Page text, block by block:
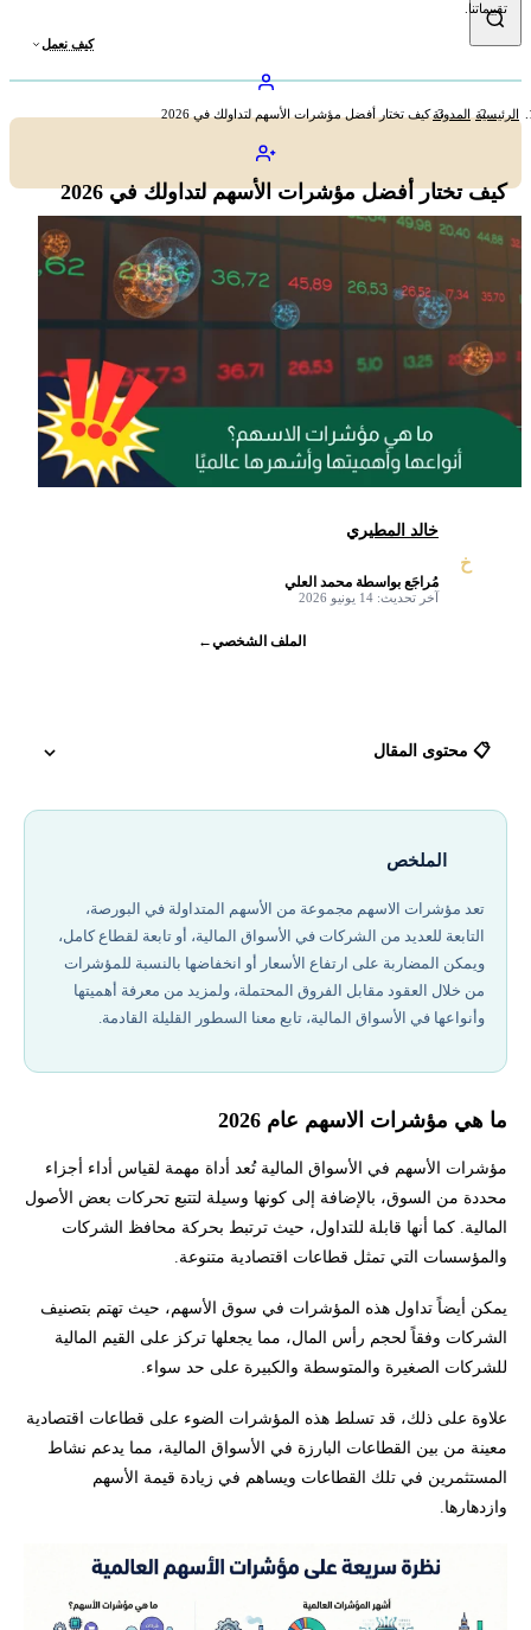
تقييماتنا.
كيف نعمل
الرئيسية المدونةكيف تختار أفضل مؤشرات الأسهم لتداولك في 2026
كيف تختار أفضل مؤشرات الأسهم لتداولك في 2026
خ
خالد المطيري
مُراجَع بواسطة محمد العلي
آخر تحديث: 14 يونيو 2026
الملف الشخصي←
📋 محتوى المقال
أفضل شركات تداول مرخصة في 2026
ما هي أقسام مؤشرات التداول؟
أهمية مؤشرات الأسهم للمستثمرين
كيف يتم حساب مؤشرات الأسهم؟
تحليل مؤشرات الأسهم
قراءة اتجاهات مؤشرات الأسهم
تأثير الأحداث على مؤشرات الأسهم
الملخص
تعد مؤشرات الاسهم مجموعة من الأسهم المتداولة في البورصة،
التابعة للعديد من الشركات في الأسواق المالية، أو تابعة لقطاع كامل،
ويمكن المضاربة على ارتفاع الأسعار أو انخفاضها بالنسبة للمؤشرات
من خلال العقود مقابل الفروق المحتملة، ولمزيد من معرفة أهميتها
وأنواعها في الأسواق المالية، تابع معنا السطور القليلة القادمة.
ما هي مؤشرات الاسهم عام 2026
مؤشرات الأسهم في الأسواق المالية تُعد أداة مهمة لقياس أداء أجزاء
محددة من السوق، بالإضافة إلى كونها وسيلة لتتبع تحركات بعض الأصول
المالية. كما أنها قابلة للتداول، حيث ترتبط بحركة محافظ الشركات
والمؤسسات التي تمثل قطاعات اقتصادية متنوعة.
يمكن أيضاً تداول هذه المؤشرات في سوق الأسهم، حيث تهتم بتصنيف
الشركات وفقاً لحجم رأس المال، مما يجعلها تركز على القيم المالية
للشركات الصغيرة والمتوسطة والكبيرة على حد سواء.
علاوة على ذلك، قد تسلط هذه المؤشرات الضوء على قطاعات اقتصادية
معينة من بين القطاعات البارزة في الأسواق المالية، مما يدعم نشاط
المستثمرين في تلك القطاعات ويساهم في زيادة قيمة الأسهم
وازدهارها.